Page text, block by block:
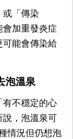
或「傳染
加重發炎症
可能會傳染給
泡溫泉
有不穩定的心
說，泡溫泉可
情況但仍想泡